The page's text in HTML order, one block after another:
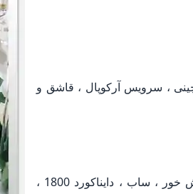
، سرویس آرکوپال ، قاشق و
اجاره و کرایه انواع سیستم صوتی ، باند ، باند توریکس ، باند فلش خور ، ساب ، دایناکورد 1800 ،